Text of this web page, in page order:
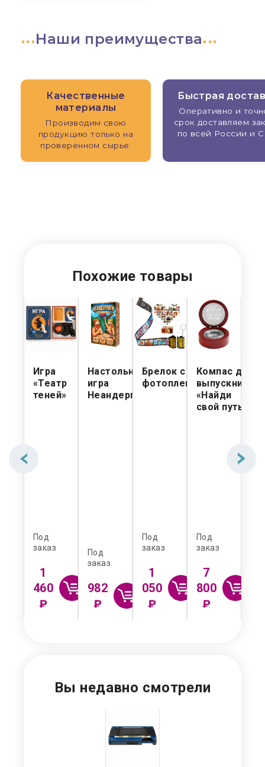
Наши преимущества
Качественные
материалы
Производим свою
продукцию только на
проверенном сырье.
Быстрая
Оперативно и
срок доставляем
по всей России и
Похожие товары
Игра
«Театр
теней»
Под
заказ
1
460
₽
Настольная
игра
Неандерпати
Под
заказ
982
₽
Брелок с
фотопленкой
Под
заказ
1
050
₽
Компас для
выпускника
«Найди
свой путь»
Под
заказ
7
800
₽
Вы недавно смотрели